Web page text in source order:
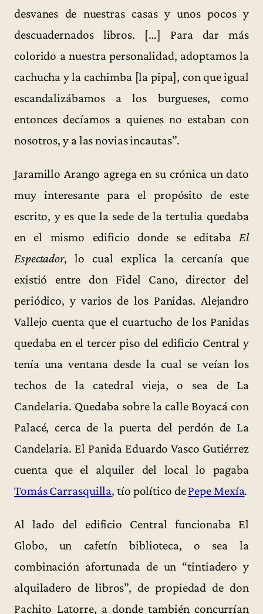
desvanes de nuestras casas y unos pocos y
descuadernados libros. […] Para dar más
colorido a nuestra personalidad, adoptamos la
cachucha y la cachimba [la pipa], con que igual
escandalizábamos a los burgueses, como
entonces decíamos a quienes no estaban con
nosotros, y a las novias incautas”.
Jaramillo Arango agrega en su crónica un dato
muy interesante para el propósito de este
escrito, y es que la sede de la tertulia quedaba
en el mismo edificio donde se editabaEl
Espectador, lo cual explica la cercanía que
existió entre don Fidel Cano, director del
periódico, y varios de los Panidas. Alejandro
Vallejo cuenta que el cuartucho de los Panidas
quedaba en el tercer piso del edificio Central y
tenía una ventana desde la cual se veían los
techos de la catedral vieja, o sea de La
Candelaria. Quedaba sobre la calle Boyacá con
Palacé, cerca de la puerta del perdón de La
Candelaria. El Panida Eduardo Vasco Gutiérrez
cuenta que el alquiler del local lo pagaba
Tomás Carrasquilla, tío político dePepe Mexía.
Al lado del edificio Central funcionaba El
Globo, un cafetín biblioteca, o sea la
combinación afortunada de un “tintiadero y
alquiladero de libros”, de propiedad de don
Pachito Latorre, a donde también concurrían